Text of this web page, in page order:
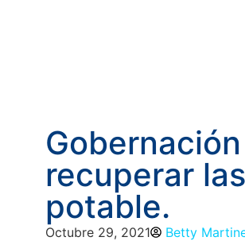
recuperar
potable.
Octubre 29, 2021
Betty